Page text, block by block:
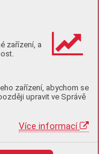
zařízení, a
zařízení, abychom se
upravit ve Správě
Více informací